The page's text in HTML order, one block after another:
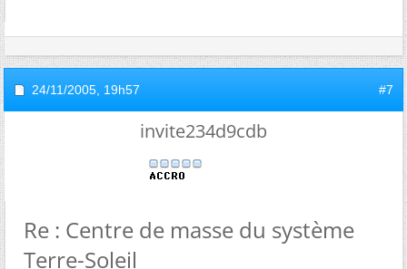
24/11/2005, 19h57 #7
invite234d9cdb
Re : Centre de masse du système
Terre-Soleil